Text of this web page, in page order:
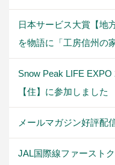
日本サービス大賞【地
を物語に「工房信州の
Snow Peak LIFE
【住】に参加しました
メールマガジン好評配
JAL国際線ファースト